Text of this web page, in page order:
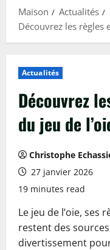
Maison
Actualités
Découvrez les règles
Actualités
Découvrez
du jeu de
Christophe
27 janvier 2026
19 minutes read
Le jeu de l’oie, ses
restent des
divertissement